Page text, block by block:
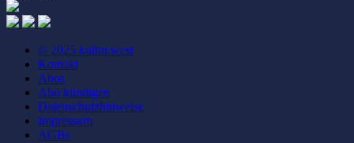
© 2025 kultur.west
Kontakt
Abos
Abo kündigen
Datenschutzhinweise
Impressum
AGBs